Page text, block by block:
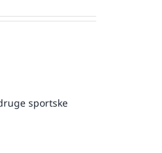
sportske